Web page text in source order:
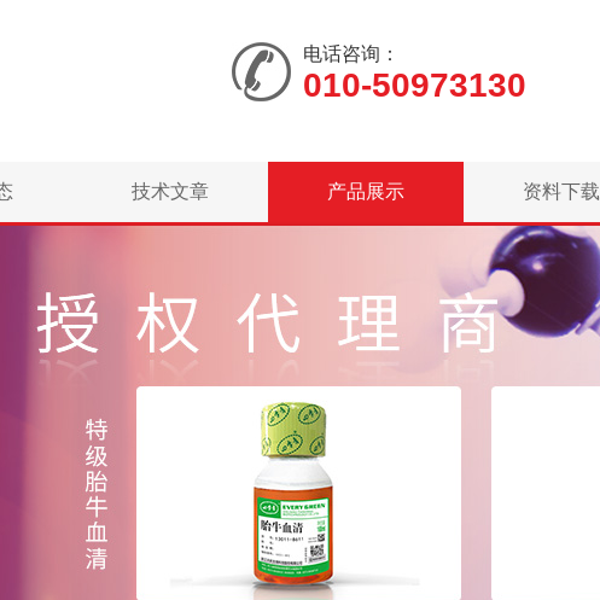
电话咨询：
010-50973130
技术文章 产品展示 资料下载